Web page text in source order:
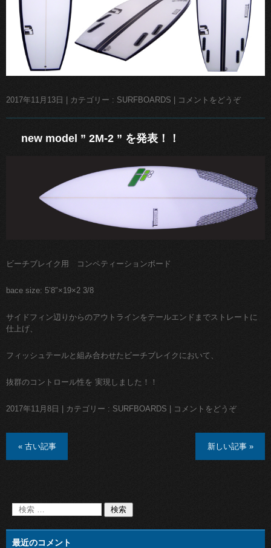
2017年11月13日 | カテゴリー : SURFBOARDS | コメントをどうぞ
new model ” 2M-2 ” を発表！！
ビーチブレイク用 コンペティーションボード
bace size: 5’8″×19×2 3/8
サイドフィン辺りからのアウトラインをテールエンドまでストレートに
仕上げ、
フィッシュテールと組み合わせたビーチブレイクにおいて、
抜群のコントロール性を 実現しました！！
2017年11月8日 カテゴリー : SURFBOARDS コメントをどうぞ
« 古い記事 新しい記事 »
最近のコメント